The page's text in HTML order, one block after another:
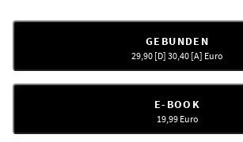
GEBUNDEN
29,90 [D] 30,40 [A] Euro
E-BOOK
19,99Euro